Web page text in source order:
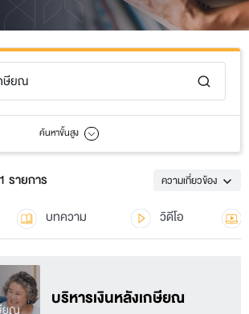
ค้นหาขั้นสูง
รายการ ความเกี่ยวข้อง
บทความ วิดีโอ
บริหารเงินหลังเกษียณ